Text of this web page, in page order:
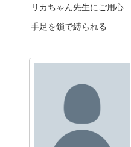
リカちゃん先生にご用心
手足を鎖で縛られる